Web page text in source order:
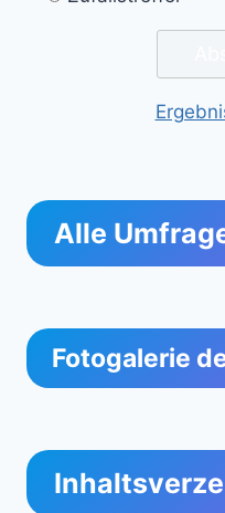
Alle
Fotogalerie